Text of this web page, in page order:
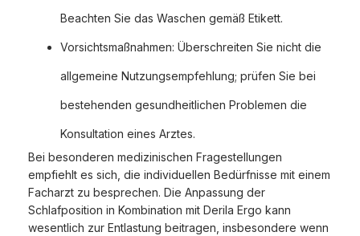
Beachten Sie das Waschen gemäß Etikett.
Vorsichtsmaßnahmen: Überschreiten Sie nicht die
allgemeine Nutzungsempfehlung; prüfen Sie bei
bestehenden gesundheitlichen Problemen die
Konsultation eines Arztes.
Bei besonderen medizinischen Fragestellungen
empfiehlt es sich, die individuellen Bedürfnisse mit einem
Facharzt zu besprechen. Die Anpassung der
Schlafposition in Kombination mit Derila Ergo kann
wesentlich zur Entlastung beitragen, insbesondere wenn